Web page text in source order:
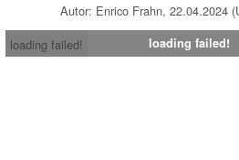
Autor: Enrico Frahn, 22.04.2024
loading failed!
loading failed!